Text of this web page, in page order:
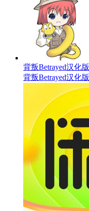
背叛Betrayed汉化版
背叛Betrayed汉化版